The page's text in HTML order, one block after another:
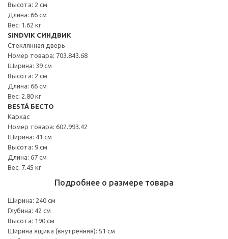
Высота: 2 см
Длина: 66 см
Вес: 1.62 кг
SINDVIK СИНДВИК
Стеклянная дверь
Номер товара: 703.843.68
Ширина: 39 см
Высота: 2 см
Длина: 66 см
Вес: 2.80 кг
BESTÅ БЕСТО
Каркас
Номер товара: 602.993.42
Ширина: 41 см
Высота: 9 см
Длина: 67 см
Вес: 7.45 кг
Подробнее о размере товара
Ширина: 240 см
Глубина: 42 см
Высота: 190 см
Ширина ящика (внутренняя): 51 см